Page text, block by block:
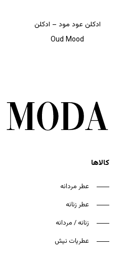
ادکلن عود مود – ادکلن
Oud Mood
کالاها
عطر مردانه
عطر زنانه
زنانه / مردانه
عطریات نیش